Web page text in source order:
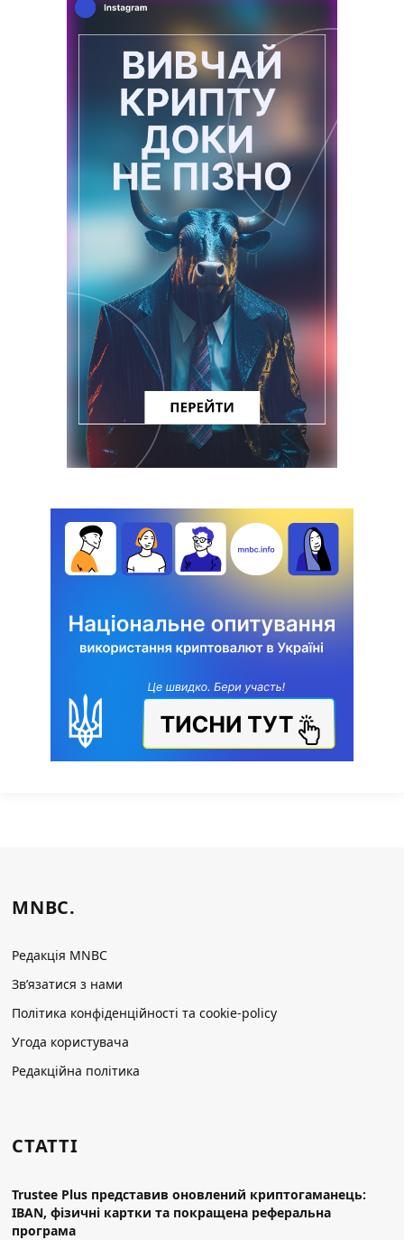
MNBC.
Редакція MNBC
Зв’язатися з нами
Політика конфіденційності та cookie-policy
Угода користувача
Редакційна політика
СТАТТІ
Trustee Plus представив оновлений криптогаманець:
IBAN, фізичні картки та покращена реферальна
програма